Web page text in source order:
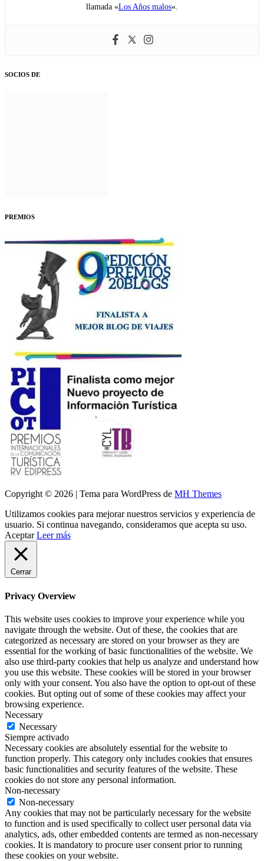
llamada «Los Años malos«.
SOCIOS DE
PREMIOS
Copyright © 2026 | Tema para WordPress de MH Themes
Utilizamos cookies para mejorar nuestros servicios y experiencia de
usuario. Si continua navegando, consideramos que acepta su uso.
Aceptar Leer más
Cerrar
Privacy Overview
This website uses cookies to improve your experience while you
navigate through the website. Out of these, the cookies that are
categorized as necessary are stored on your browser as they are
essential for the working of basic functionalities of the website. We
also use third-party cookies that help us analyze and understand how
you use this website. These cookies will be stored in your browser
only with your consent. You also have the option to opt-out of these
cookies. But opting out of some of these cookies may affect your
browsing experience.
Necessary
Necessary
Siempre activado
Necessary cookies are absolutely essential for the website to
function properly. This category only includes cookies that ensures
basic functionalities and security features of the website. These
cookies do not store any personal information.
Non-necessary
Non-necessary
Any cookies that may not be particularly necessary for the website
to function and is used specifically to collect user personal data via
analytics, ads, other embedded contents are termed as non-necessary
cookies. It is mandatory to procure user consent prior to running
these cookies on your website.